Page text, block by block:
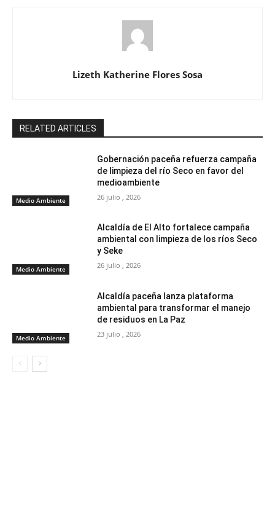
Lizeth Katherine Flores Sosa
RELATED ARTICLES
Medio Ambiente
Gobernación paceña refuerza campaña
de limpieza del río Seco en favor del
medioambiente
26 julio , 2026
Medio Ambiente
Alcaldía de El Alto fortalece campaña
ambiental con limpieza de los ríos Seco
y Seke
26 julio , 2026
Medio Ambiente
Alcaldía paceña lanza plataforma
ambiental para transformar el manejo
de residuos en La Paz
23 julio , 2026